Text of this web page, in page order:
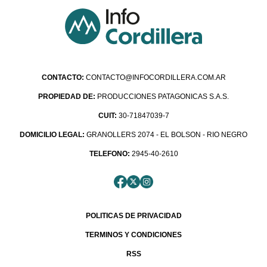
CONTACTO: CONTACTO@INFOCORDILLERA.COM.AR
PROPIEDAD DE: PRODUCCIONES PATAGONICAS S.A.S.
CUIT: 30-71847039-7
DOMICILIO LEGAL: GRANOLLERS 2074 - EL BOLSON - RIO NEGRO
TELEFONO: 2945-40-2610
POLITICAS DE PRIVACIDAD
TERMINOS Y CONDICIONES
RSS